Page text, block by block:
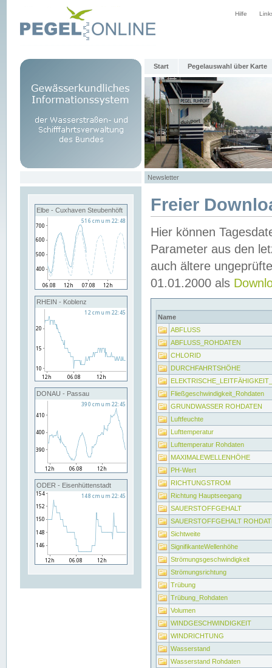
Hilfe
Start Pegelauswahl über Karte
Newsletter
Elbe - Cuxhaven Steubenhöft
RHEIN - Koblenz
DONAU - Passau
ODER - Eisenhüttenstadt
Freier
Hier können
Parameter aus den
auch ältere
01.01.2000 als
Name
ABFLUSS
ABFLUSS_ROHDATEN
CHLORID
DURCHFAHRTSHÖHE
Fließgeschwindigkeit_Rohdaten
GRUNDWASSER ROHDATEN
Luftfeuchte
Lufttemperatur
Lufttemperatur Rohdaten
MAXIMALEWELLENHÖHE
PH-Wert
RICHTUNGSTROM
Richtung Hauptseegang
SAUERSTOFFGEHALT
SAUERSTOFFGEHALT
Sichtweite
SignifikanteWellenhöhe
Strömungsgeschwindigkeit
Strömungsrichtung
Trübung
Trübung_Rohdaten
Volumen
WINDGESCHWINDIGKEIT
WINDRICHTUNG
Wasserstand
Wasserstand Rohdaten